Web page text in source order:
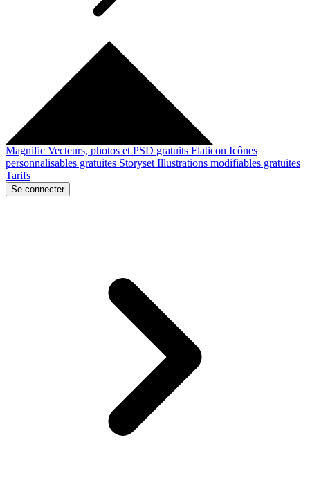
Magnific Vecteurs, photos et PSD gratuits Flaticon Icônes
personnalisables gratuites Storyset Illustrations modifiables gratuites
Tarifs
Se connecter